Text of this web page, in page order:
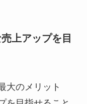
上アップを目
大のメリット